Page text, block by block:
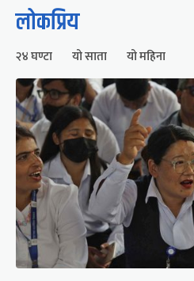
लोकप्रिय
२४ घण्टा यो साता यो महिना